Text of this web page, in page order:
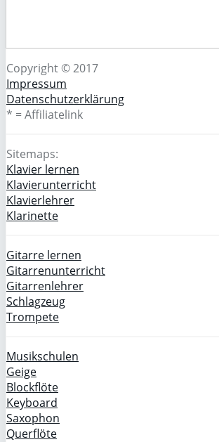
Copyright © 2017
Impressum
Datenschutzerklärung
* = Affiliatelink
Sitemaps:
Klavier lernen
Klavierunterricht
Klavierlehrer
Klarinette
Gitarre lernen
Gitarrenunterricht
Gitarrenlehrer
Schlagzeug
Trompete
Musikschulen
Geige
Blockflöte
Keyboard
Saxophon
Querflöte